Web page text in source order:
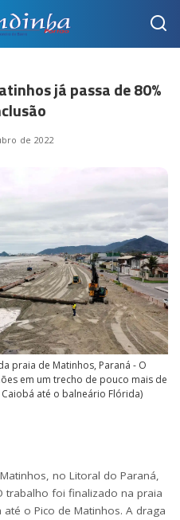
já passa de 80%
de 2022
praia de Matinhos, Paraná - O
em um trecho de pouco mais de
até o balneário Flórida)
no Litoral do Paraná,
trabalho foi finalizado na praia
o Pico de Matinhos. A draga